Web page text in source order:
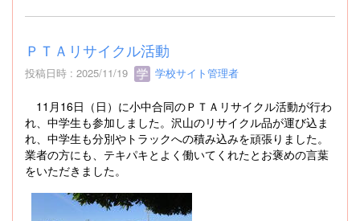
ＰＴＡリサイクル活動
投稿日時 : 2025/11/19 学校サイト管理者
11月16日（日）に小中合同のＰＴＡリサイクル活動が行わ
れ、中学生も参加しました。沢山のリサイクル品が運び込ま
れ、中学生も分別やトラックへの積み込みを頑張りました。
業者の方にも、テキパキとよく働いてくれたとお褒めの言葉
をいただきました。